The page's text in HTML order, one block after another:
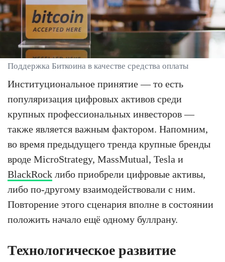
Поддержка Биткоина в качестве средства оплаты
Институциональное принятие — то есть
популяризация цифровых активов среди
крупных профессиональных инвесторов —
также является важным фактором. Напомним,
во время предыдущего тренда крупные бренды
вроде MicroStrategy, MassMutual, Tesla и
BlackRock либо приобрели цифровые активы,
либо по-другому взаимодействовали с ним.
Повторение этого сценария вполне в состоянии
положить начало ещё одному буллрану.
Технологическое развитие